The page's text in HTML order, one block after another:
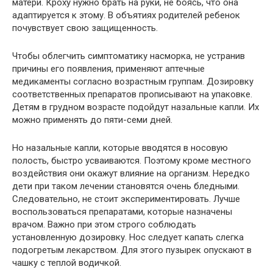
матери. Кроху нужно брать на руки, не боясь, что она
адаптируется к этому. В объятиях родителей ребенок
почувствует свою защищенность.
Чтобы облегчить симптоматику насморка, не устранив
причины его появления, применяют аптечные
медикаменты согласно возрастным группам. Дозировку
соответственных препаратов прописывают на упаковке.
Детям в грудном возрасте подойдут назальные капли. Их
можно применять до пяти-семи дней.
Но назальные капли, которые вводятся в носовую
полость, быстро усваиваются. Поэтому кроме местного
воздействия они окажут влияние на организм. Нередко
дети при таком лечении становятся очень бледными.
Следовательно, не стоит экспериментировать. Лучше
воспользоваться препаратами, которые назначены
врачом. Важно при этом строго соблюдать
установленную дозировку. Нос следует капать слегка
подогретым лекарством. Для этого пузырек опускают в
чашку с теплой водичкой.